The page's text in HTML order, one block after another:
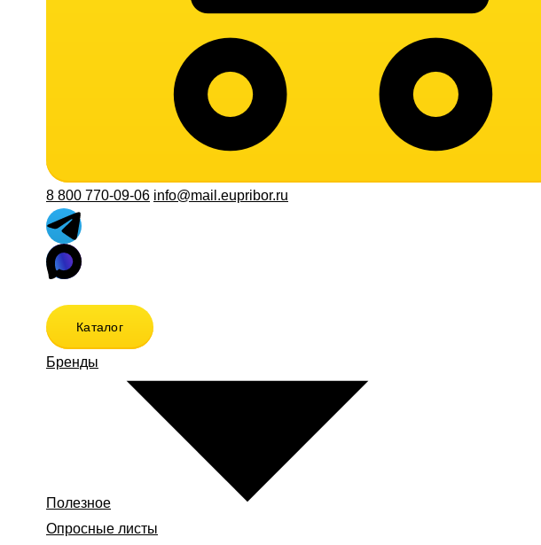
8 800 770-09-06 info@mail.eupribor.ru
Каталог
Бренды
Полезное
Опросные листы